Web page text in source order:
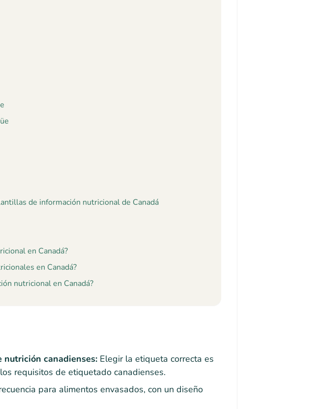
de información nutricional de Canadá
en Canadá?
en Canadá?
nutricional en Canadá?
canadienses: Elegir la etiqueta correcta es
requisitos de etiquetado canadienses.
para alimentos envasados, con un diseño